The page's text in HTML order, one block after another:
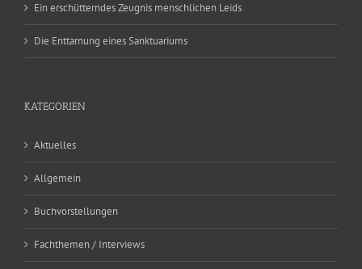
Ein erschütterndes Zeugnis menschlichen Leids
Die Enttarnung eines Sanktuariums
KATEGORIEN
Aktuelles
Allgemein
Buchvorstellungen
Fachthemen / Interviews